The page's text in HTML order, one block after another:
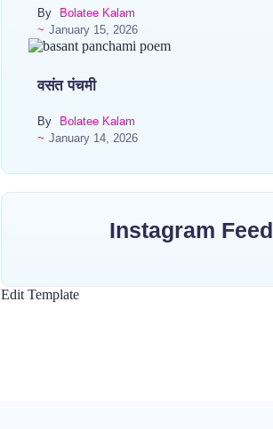
By
Bolatee Kalam
~ January 15, 2026
वसंत पंचमी
By
Bolatee Kalam
~ January 14, 2026
Instagram Feed
Edit Template